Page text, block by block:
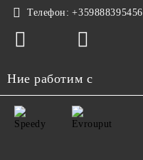
Телефон: +359888395456
Ние работим с